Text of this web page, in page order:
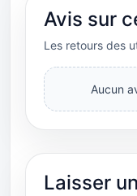
Avis sur
Les retours des
Aucun
Laisser